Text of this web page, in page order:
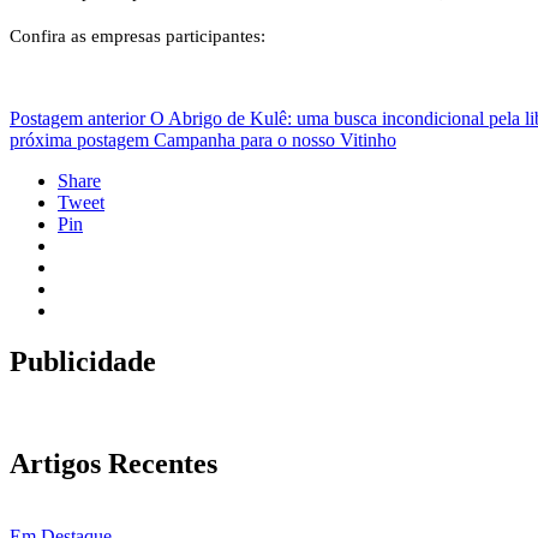
Confira as empresas participantes:
Postagem anterior O Abrigo de Kulê: uma busca incondicional pela
próxima postagem Campanha para o nosso Vitinho
Share
Tweet
Pin
Publicidade
Artigos Recentes